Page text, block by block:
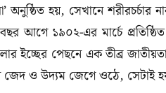
অনুষ্ঠিত হয়, সেখানে
আগে ১৯০২-এর মার্চে প্রতিষ্ঠিত
ইচ্ছের পেছনে এক তীব্র
ও উদ্যম জেগে ওঠে, সেটাই